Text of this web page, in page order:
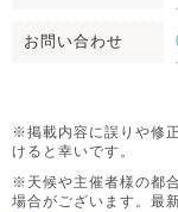
お問い合わせ
※掲載内容に誤りや修
けると幸いです。
※天候や主催者様の都
場合がございます。 最